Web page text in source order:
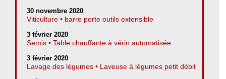
30 novembre 2020
Viticulture • barre porte outils extensible
3 février 2020
Semis • Table chauffante à vérin automatisée
3 février 2020
Lavage des légumes • Laveuse à légumes petit débit